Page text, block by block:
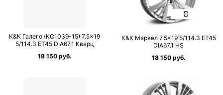
К&К Галего (КС1039-15) 7.5×19
5/114.3 ET45 DIA67.1 Кварц
18 150 руб.
К&К Марвел 7.5×19 5/114.3 ET45
DIA67.1 HS
18 150 руб.